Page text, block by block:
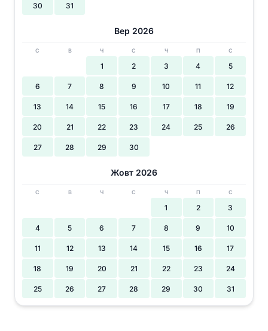
30 31
Вер 2026
С В Ч С Ч П С
1 2 3 4 5
6 7 8 9 10 11 12
13 14 15 16 17 18 19
20 21 22 23 24 25 26
27 28 29 30
Жовт 2026
С В Ч С Ч П С
1 2 3
4 5 6 7 8 9 10
11 12 13 14 15 16 17
18 19 20 21 22 23 24
25 26 27 28 29 30 31